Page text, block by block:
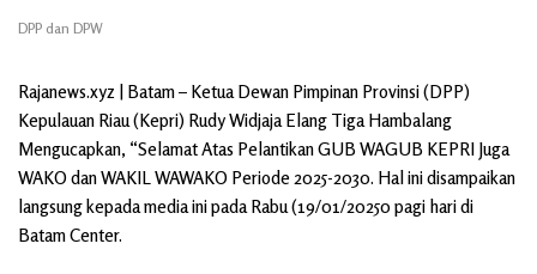
DPP dan DPW
Rajanews.xyz | Batam – Ketua Dewan Pimpinan Provinsi (DPP)
Kepulauan Riau (Kepri) Rudy Widjaja Elang Tiga Hambalang
Mengucapkan, “Selamat Atas Pelantikan GUB WAGUB KEPRI Juga
WAKO dan WAKIL WAWAKO Periode 2025-2030. Hal ini disampaikan
langsung kepada media ini pada Rabu (19/01/20250 pagi hari di
Batam Center.